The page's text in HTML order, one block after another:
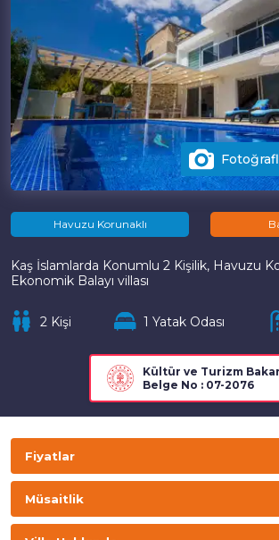
Havuzu Korunaklı
Kaş İslamlarda Konumlu 2 Kişilik, Havuzu
Ekonomik Balayı villası
2 Kişi 1 Yatak Odası
Kültür ve Turizm
Belge No : 07-2076
Fiyatlar
Müsaitlik